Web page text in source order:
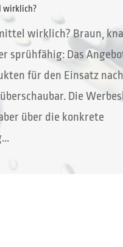
wirklich?
wirklich? Braun,
sprühfähig: Das
für den Einsatz
Die
über die konkrete